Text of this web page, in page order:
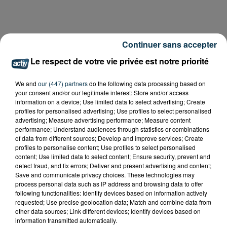
Le respect de votre vie privée est notre priorité
We and our (447) partnersdo the following data processing based on
your consent and/or our legitimate interest: Store and/or access
information on a device; Use limited data to select advertising; Create
profiles for personalised advertising; Use profiles to select personalised
advertising; Measure advertising performance; Measure content
performance; Understand audiences through statistics or combinations
of data from different sources; Develop and improve services; Create
profiles to personalise content; Use profiles to select personalised
content; Use limited data to select content; Ensure security, prevent and
detect fraud, and fix errors; Deliver and present advertising and content;
Save and communicate privacy choices. These technologies may
process personal data such as IP address and browsing data to offer
following functionalities: Identify devices based on information actively
requested; Use precise geolocation data; Match and combine data from
other data sources; Link different devices; Identify devices based on
information transmitted automatically.
Continuer sans accepter